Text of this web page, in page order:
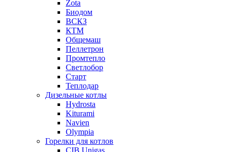
Zota
Биодом
ВСКЗ
КТМ
Общемаш
Пеллетрон
Промтепло
Светлобор
Старт
Теплодар
Дизельные котлы
Hydrosta
Kiturami
Navien
Olympia
Горелки для котлов
CIB Unigas